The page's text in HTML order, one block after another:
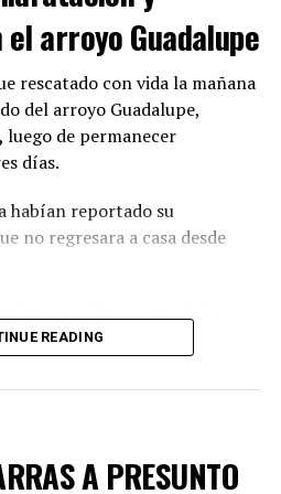
TRAS TRES DÍAS EN
arroyo Guadalupe
rescatado con vida la mañana
del arroyo Guadalupe,
luego de permanecer
días.
habían reportado su
no regresara a casa desde
habría resbalado y caído al
de las 12:45 horas, luego
se reportara a una
READING
A PRESUNTO